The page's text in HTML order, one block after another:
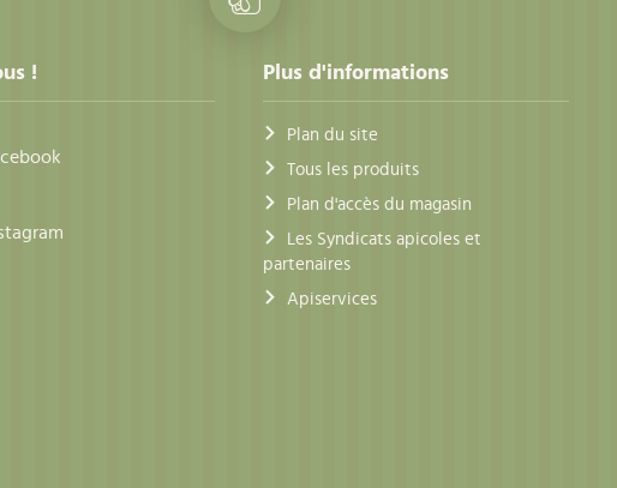
! Plus d'informations
Plan du site
Tous les produits
Plan d'accès du magasin
Les Syndicats apicoles et
partenaires
Apiservices